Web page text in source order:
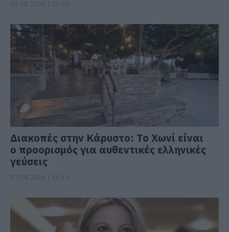
Διακοπές στην Κάρυστο: Το Χωνί είναι
ο προορισμός για αυθεντικές ελληνικές
γεύσεις